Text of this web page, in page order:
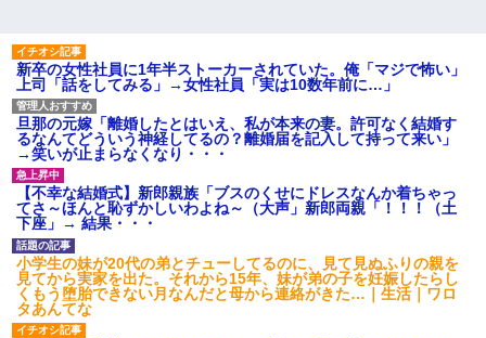
のお茶？」彼「ちっ！」私「」
【GIF】JSのカンチョーワロ
後続車にクラクションを鳴ら
され彼氏が逆切れ。「何クラク
ション鳴らしてんだ！降りてこ
いよ！」と怒鳴りだし...
【衝撃】報酬100万円超の治験
募集がこちらｗｗｗｗｗ(※画像
あり)
【ネット騒然】惨殺されたタ
ワマン頂き女子のこの動画、す
げえええええｗｗｗｗｗｗｗｗ
ｗｗｗ
【愕然】白のクラウン俺氏、
高速道路左車線を制限速度で走
った結果wwwwwwwwwwww
新卒の女性社員に1年半ストーカーされていた。俺「マジで怖い」
上司「話をしてみる」→女性社員「実は10数年前に…」
旦那の元嫁「離婚したとはいえ、私が本来の妻。許可なく結婚す
るなんてどういう神経してるの？離婚届を記入して持って来い」
→笑いが止まらなくなり・・・
【不幸な結婚式】新郎親族「ブスのくせにドレスなんか着ちゃっ
てさ～ほんと恥ずかしいわよね～（大声」新郎両親「！！！（土
下座」→ 結果・・・
小学生の妹が20代の弟とチューしてるのに、見て見ぬふりの親を
見てから実家を出た。それから15年、妹が弟の子を妊娠したらし
くもう堕胎できない月なんだと母から連絡がきた…｜生活｜ワロ
タあんてな